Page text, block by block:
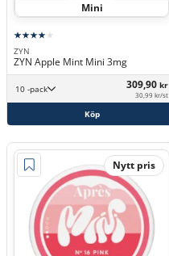
Mini
ZYN
ZYN Apple Mint Mini 3mg
10 -pack 309,90 kr
30,99 kr/st
Köp
Nytt pris